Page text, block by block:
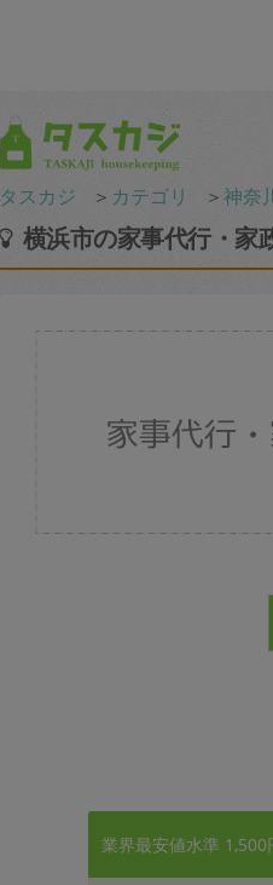
タスカジ ＞ カテゴリ ＞神奈
横浜市の家事代行・家
業界最安値水準 1,500